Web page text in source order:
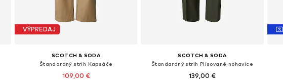
VÝPREDAJ
SCOTCH & SODA
Štandardný strih Kapsáče
109,00 €
SCOTCH & SODA
Štandardný strih Plisované nohavice
139,00 €